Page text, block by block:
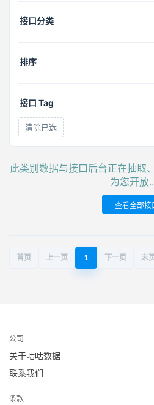
接口分类
排序
接口 Tag
清除已选
此类别数据与接口后台正在抽取
为您开放
查看全部接
首页 上一页 1 下一页 末
公司
关于咕咕数据
联系我们
条款